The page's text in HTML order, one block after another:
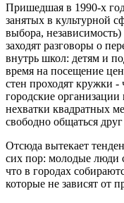
Пришедшая в 1990-х
занятых в культурной
выбора,
заходят разговоры о
внутрь школ: детям и
время на посещение
стен проходят кружки
городские организации
нехватки квадратных
свободно общаться
Отсюда вытекает
сих пор: молодые люди
что в городах
которые не зависят от